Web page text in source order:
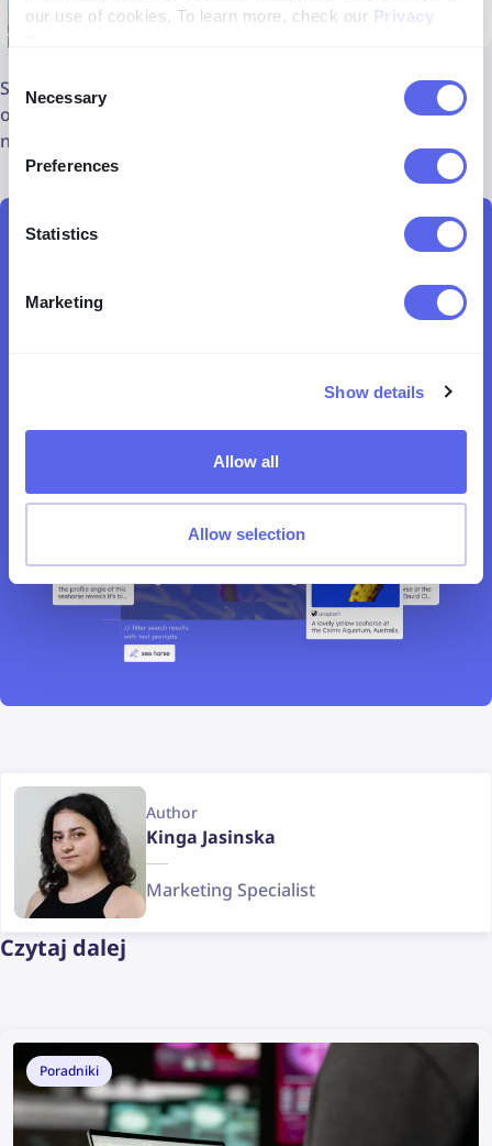
our use of cookies. To learn more, check our Privacy
Selection
Necessary
Preferences
Statistics
Marketing
Show details
Allow all
Allow selection
Sortuj od najnowszych do najstarszych, aby znaleźć
obrazy, które zostały zindeksowane najwcześniej lub
najpóźniej.
Odkrywaj ludzi, miejsca, duplikaty i więcej
Author
Kinga Jasinska
Marketing Specialist
Czytaj dalej
Poradniki